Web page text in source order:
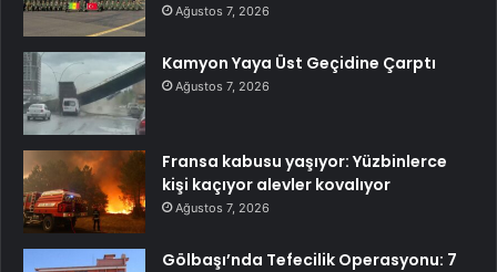
Ağustos 7, 2026
Kamyon Yaya Üst Geçidine Çarptı
Ağustos 7, 2026
Fransa kabusu yaşıyor: Yüzbinlerce
kişi kaçıyor alevler kovalıyor
Ağustos 7, 2026
Gölbaşı’nda Tefecilik Operasyonu: 7